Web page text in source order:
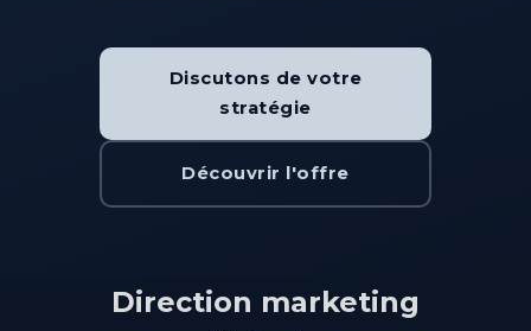
Discutons de votre
stratégie
Découvrir l'offre
Direction marketing